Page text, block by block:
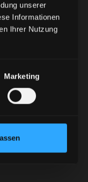
unserer
Informationen
Ihrer Nutzung
Marketing